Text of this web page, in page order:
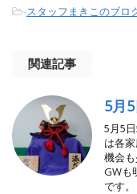
-スタッフまきこのブロ
関連記事
5月
5月5
は各
機会
GWも
です。